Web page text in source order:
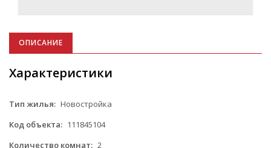
ОПИСАНИЕ
Характеристики
Тип жилья: Новостройка
Код объекта: 111845104
Количество комнат: 2